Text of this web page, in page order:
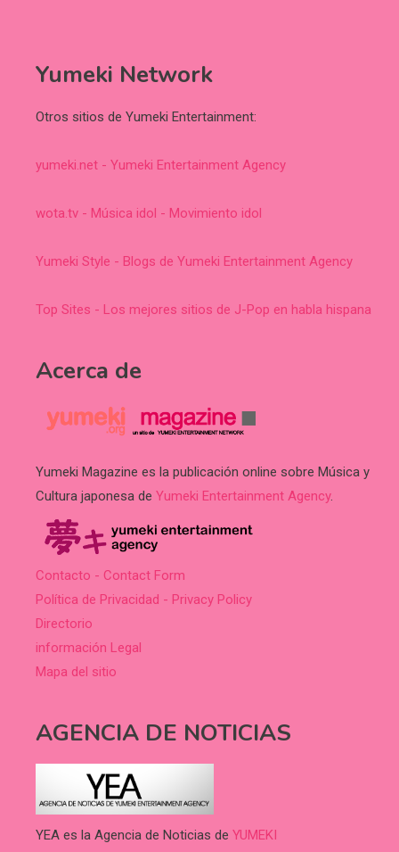
Yumeki Network
Otros sitios de Yumeki Entertainment:
yumeki.net - Yumeki Entertainment Agency
wota.tv - Música idol - Movimiento idol
Yumeki Style - Blogs de Yumeki Entertainment Agency
Top Sites - Los mejores sitios de J-Pop en habla hispana
Acerca de
Yumeki Magazine es la publicación online sobre Música y
Cultura japonesa de Yumeki Entertainment Agency.
Contacto - Contact Form
Política de Privacidad - Privacy Policy
Directorio
información Legal
Mapa del sitio
AGENCIA DE NOTICIAS
YEA es la Agencia de Noticias de YUMEKI